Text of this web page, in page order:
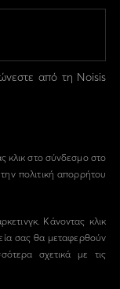
από τη Noisis
κλικ στο σύνδεσμο στο
πολιτική απορρήτου
Κάνοντας κλικ
σας θα μεταφερθούν
σχετικά με τις